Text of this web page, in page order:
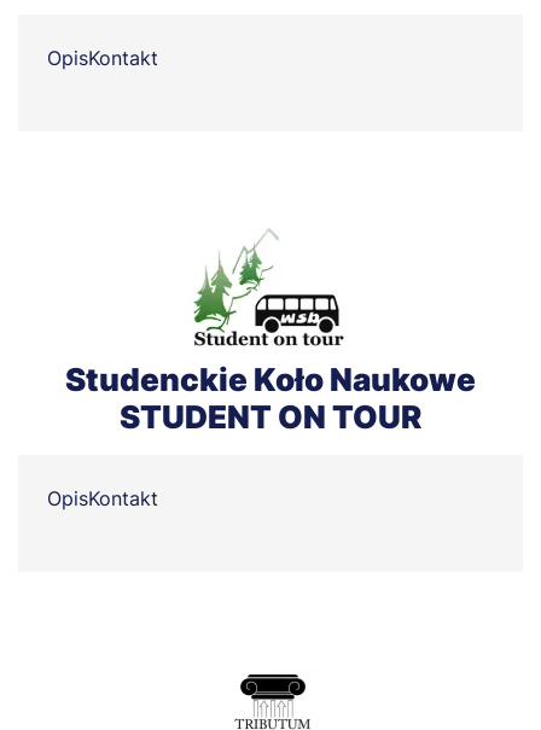
OpisKontakt
Studenckie Koło Naukowe
STUDENT ON TOUR
OpisKontakt